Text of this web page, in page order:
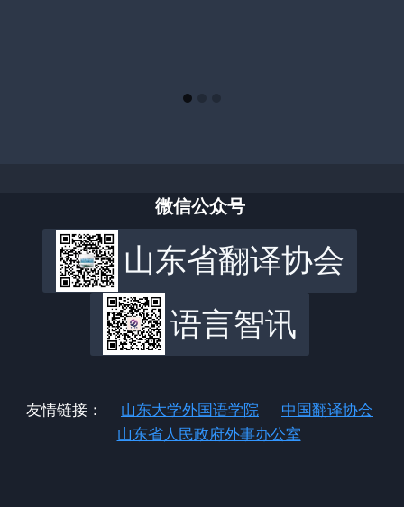
微信公众号
山东省翻译协会
语言智讯
友情链接： 山东大学外国语学院
中国翻译协会
山东省人民政府外事办公室